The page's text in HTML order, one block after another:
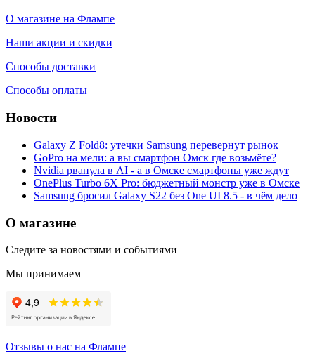
О магазине на Флампе
Наши акции и скидки
Способы доставки
Способы оплаты
Новости
Galaxy Z Fold8: утечки Samsung перевернут рынок
GoPro на мели: а вы смартфон Омск где возьмёте?
Nvidia рванула в AI - а в Омске смартфоны уже ждут
OnePlus Turbo 6X Pro: бюджетный монстр уже в Омске
Samsung бросил Galaxy S22 без One UI 8.5 - в чём дело
О магазине
Следите за новостями и событиями
Мы принимаем
Отзывы о нас на Флампе